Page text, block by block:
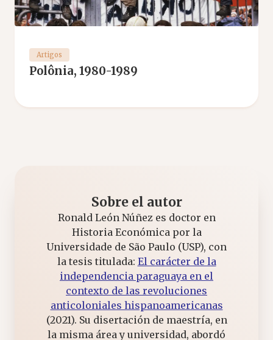
Artigos
Polônia, 1980-1989
Sobre el autor
Ronald León Núñez es doctor en
Historia Económica por la
Universidade de São Paulo (USP), con
la tesis titulada: El carácter de la
independencia paraguaya en el
contexto de las revoluciones
anticoloniales hispanoamericanas
(2021). Su disertación de maestría, en
la misma área y universidad, abordó